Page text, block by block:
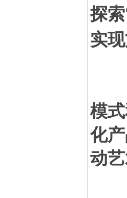
探
实
模
化
动